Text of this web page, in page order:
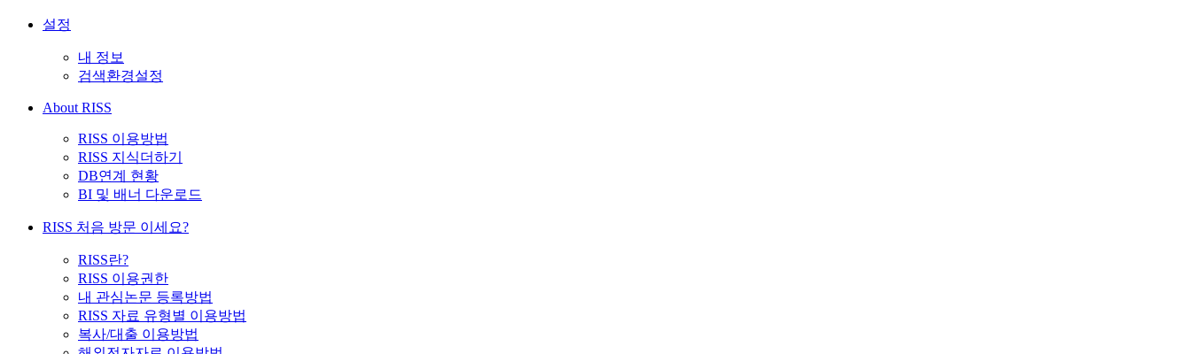
설정
내 정보
검색환경설정
About RISS
RISS 이용방법
RISS 지식더하기
DB연계 현황
BI 및 배너 다운로드
RISS 처음 방문 이세요?
RISS란?
RISS 이용권한
내 관심논문 등록방법
RISS 자료 유형별 이용방법
복사/대출 이용방법